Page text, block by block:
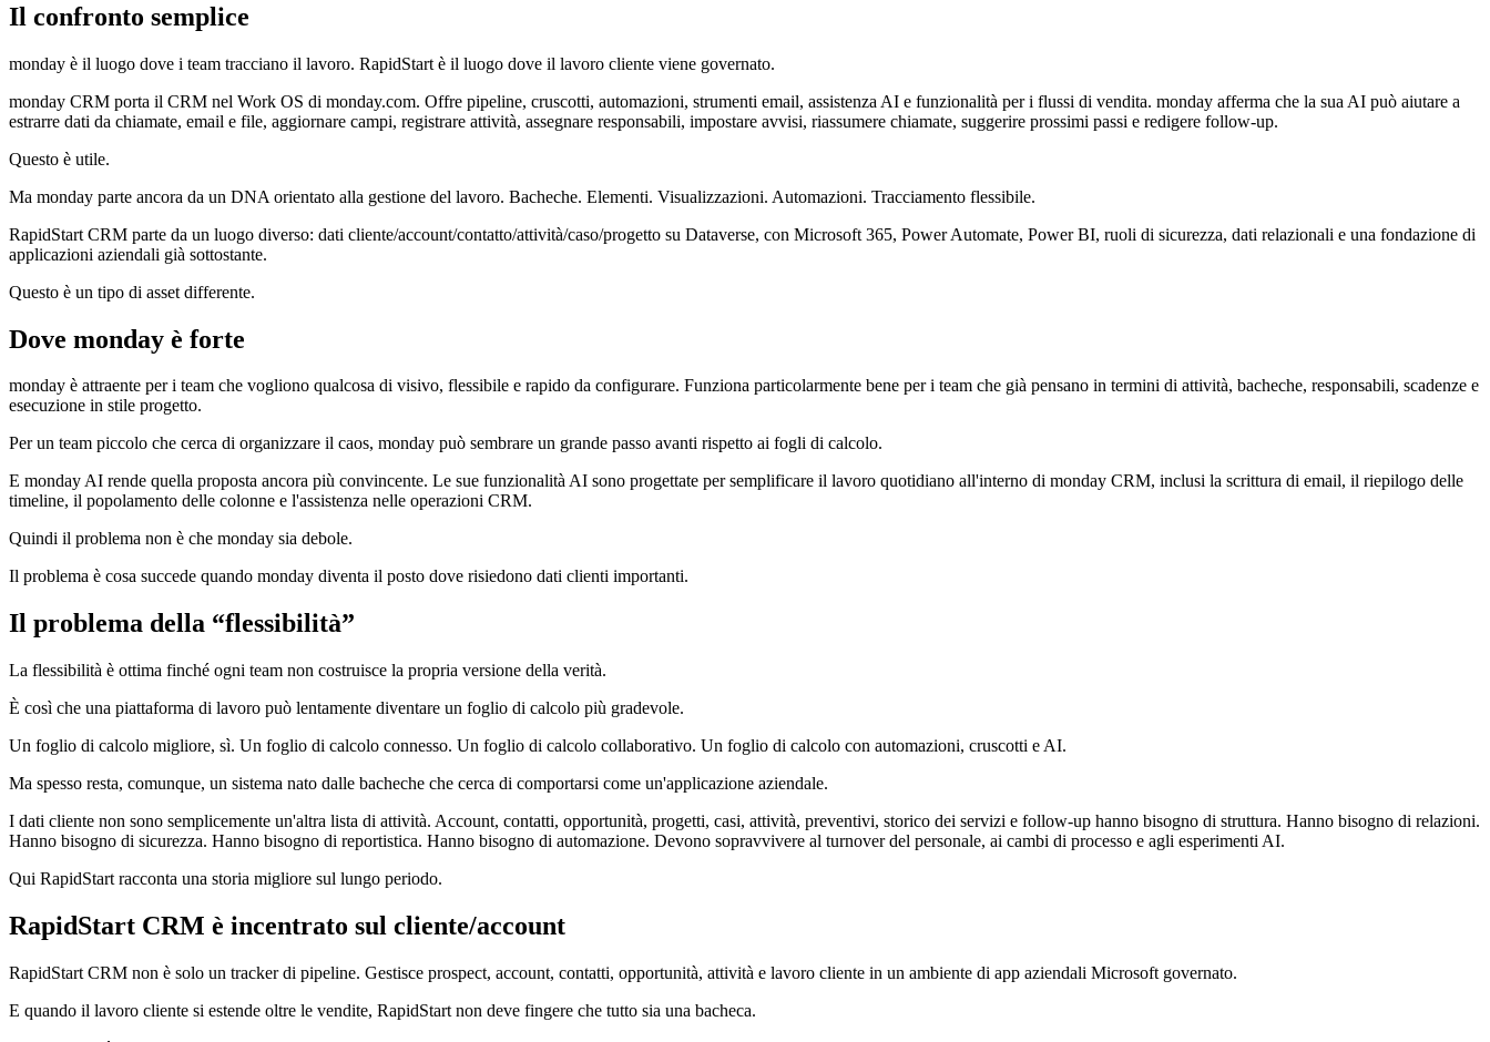
Il confronto semplice
monday è il luogo dove i team tracciano il lavoro. RapidStart è il luogo dove il lavoro cliente viene governato.
monday CRM porta il CRM nel Work OS di monday.com. Offre pipeline, cruscotti, automazioni, strumenti email, assistenza AI e funzionalità per i flussi di vendita. monday afferma che la sua AI può aiutare a
estrarre dati da chiamate, email e file, aggiornare campi, registrare attività, assegnare responsabili, impostare avvisi, riassumere chiamate, suggerire prossimi passi e redigere follow-up.
Questo è utile.
Ma monday parte ancora da un DNA orientato alla gestione del lavoro. Bacheche. Elementi. Visualizzazioni. Automazioni. Tracciamento flessibile.
RapidStart CRM parte da un luogo diverso: dati cliente/account/contatto/attività/caso/progetto su Dataverse, con Microsoft 365, Power Automate, Power BI, ruoli di sicurezza, dati relazionali e una fondazione di
applicazioni aziendali già sottostante.
Questo è un tipo di asset differente.
Dove monday è forte
monday è attraente per i team che vogliono qualcosa di visivo, flessibile e rapido da configurare. Funziona particolarmente bene per i team che già pensano in termini di attività, bacheche, responsabili, scadenze e
esecuzione in stile progetto.
Per un team piccolo che cerca di organizzare il caos, monday può sembrare un grande passo avanti rispetto ai fogli di calcolo.
E monday AI rende quella proposta ancora più convincente. Le sue funzionalità AI sono progettate per semplificare il lavoro quotidiano all'interno di monday CRM, inclusi la scrittura di email, il riepilogo delle
timeline, il popolamento delle colonne e l'assistenza nelle operazioni CRM.
Quindi il problema non è che monday sia debole.
Il problema è cosa succede quando monday diventa il posto dove risiedono dati clienti importanti.
Il problema della “flessibilità”
La flessibilità è ottima finché ogni team non costruisce la propria versione della verità.
È così che una piattaforma di lavoro può lentamente diventare un foglio di calcolo più gradevole.
Un foglio di calcolo migliore, sì. Un foglio di calcolo connesso. Un foglio di calcolo collaborativo. Un foglio di calcolo con automazioni, cruscotti e AI.
Ma spesso resta, comunque, un sistema nato dalle bacheche che cerca di comportarsi come un'applicazione aziendale.
I dati cliente non sono semplicemente un'altra lista di attività. Account, contatti, opportunità, progetti, casi, attività, preventivi, storico dei servizi e follow-up hanno bisogno di struttura. Hanno bisogno di relazioni.
Hanno bisogno di sicurezza. Hanno bisogno di reportistica. Hanno bisogno di automazione. Devono sopravvivere al turnover del personale, ai cambi di processo e agli esperimenti AI.
Qui RapidStart racconta una storia migliore sul lungo periodo.
RapidStart CRM è incentrato sul cliente/account
RapidStart CRM non è solo un tracker di pipeline. Gestisce prospect, account, contatti, opportunità, attività e lavoro cliente in un ambiente di app aziendali Microsoft governato.
E quando il lavoro cliente si estende oltre le vendite, RapidStart non deve fingere che tutto sia una bacheca.